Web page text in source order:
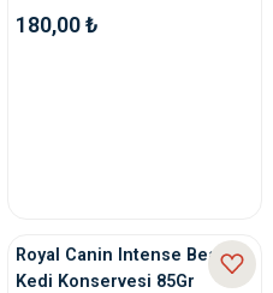
180,00 ₺
Royal Canin Intense Beauty
Kedi Konservesi 85Gr